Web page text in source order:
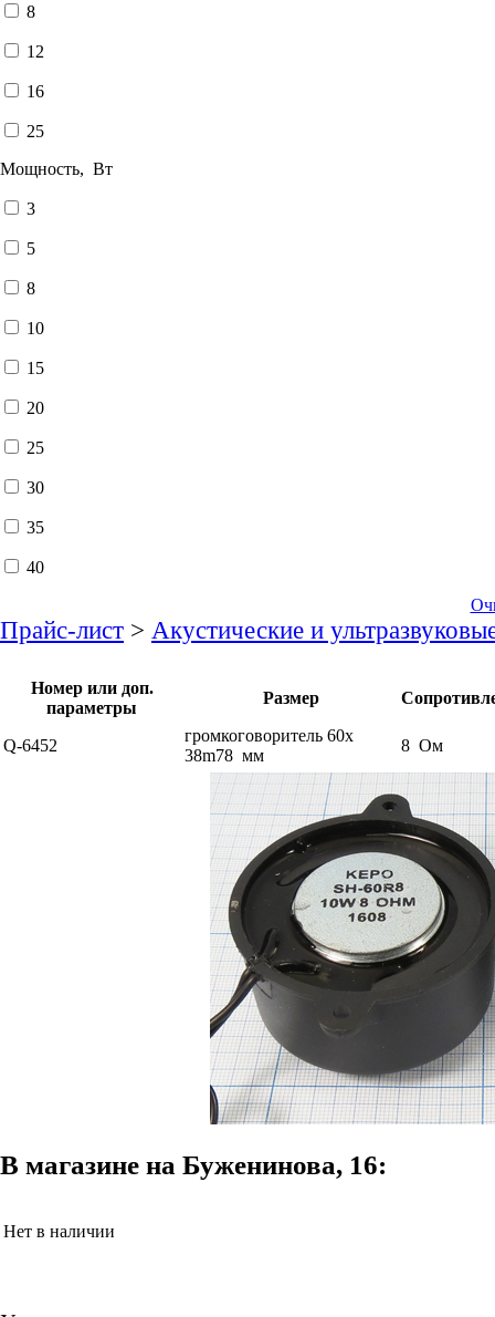
8
12
16
25
Мощность, Вт
3
5
8
10
15
20
25
30
35
40
Прайс-лист > Акустические и
Номер или доп.
параметры
Размер
Q-6452
громкоговоритель 60x
38m78 мм
8 Ом
В магазине на Буженинова, 16:
Нет в наличии